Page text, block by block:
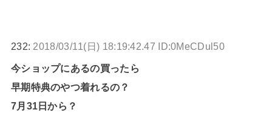
232: 2018/03/11(日) 18:19:42.47 ID:0MeCDul50
今ショップにあるの買ったら
早期特典のやつ着れるの？
7月31日から？